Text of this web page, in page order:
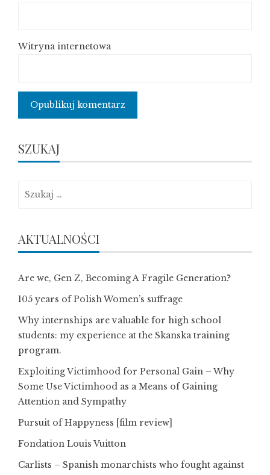
Witryna internetowa
SZUKAJ
AKTUALNOŚCI
Are we, Gen Z, Becoming A Fragile Generation?
105 years of Polish Women’s suffrage
Why internships are valuable for high school
students: my experience at the Skanska training
program.
Exploiting Victimhood for Personal Gain – Why
Some Use Victimhood as a Means of Gaining
Attention and Sympathy
Pursuit of Happyness [film review]
Fondation Louis Vuitton
Carlists – Spanish monarchists who fought against